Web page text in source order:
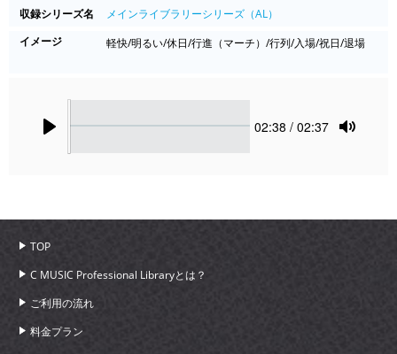
収録シリーズ名
メインライブラリーシリーズ（AL）
イメージ
軽快/明るい/休日/行進（マーチ）/行列/入場/祝日/退場
Current
02:38 / 02:37
TOP
C MUSIC Professional Libraryとは？
ご利用の流れ
料金プラン